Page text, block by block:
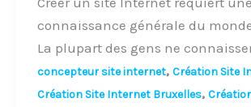
connaissance générale du
La plupart des gens ne
concepteur site internet, Création Site
Création Site Internet Bruxelles,